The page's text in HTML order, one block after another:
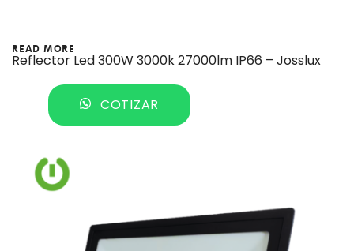
READ MORE
Reflector Led 300W 3000k 27000lm IP66 – Josslux
COTIZAR